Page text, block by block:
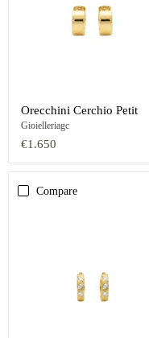
Orecchini Cerchio Petit
Gioielleriagc
€1.650
Compare